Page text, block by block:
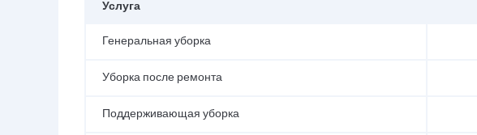
Услуга
Генеральная уборка
Уборка после ремонта
Поддерживающая уборка